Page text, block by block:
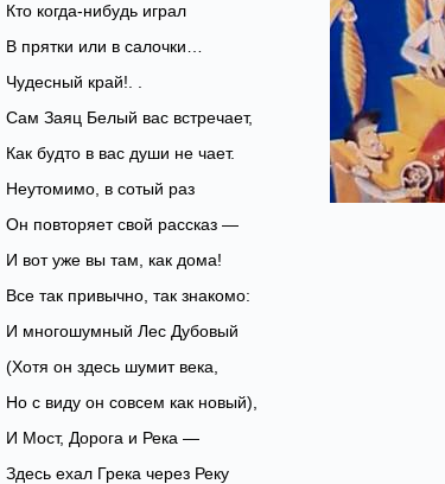
Кто когда-нибудь играл
В прятки или в салочки…
Чудесный край!. .
Сам Заяц Белый вас встречает,
Как будто в вас души не чает.
Неутомимо, в сотый раз
Он повторяет свой рассказ —
И вот уже вы там, как дома!
Все так привычно, так знакомо:
И многошумный Лес Дубовый
(Хотя он здесь шумит века,
Но с виду он совсем как новый),
И Мост, Дорога и Река —
Здесь ехал Грека через Реку